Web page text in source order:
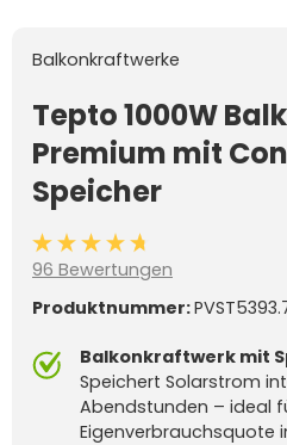
Balkonkraftwerke
Tepto 1000W
Premium mit
Speicher
Durchschnittliche Bewertung
96 Bewertungen
Produktnummer:
Balkonkraftwerk mit
Speichert Solarstrom
Abendstunden – ideal
Eigenverbrauchsquote